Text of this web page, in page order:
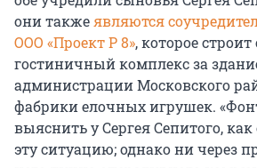
они такжеявляются
ООО «Проект Р 8», которое
гостиничный комплекс за
администрации Московского
фабрики елочных игрушек.
выяснить у Сергея Сепитого,
эту ситуацию; однако ни через